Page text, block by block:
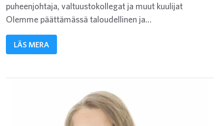
puheenjohtaja, valtuustokollegat ja muut kuulijat
Olemme päättämässä taloudellinen ja…
LÄS MERA